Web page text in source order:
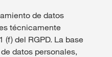
de datos
técnicamente
(f) del RGPD. La base
datos personales,